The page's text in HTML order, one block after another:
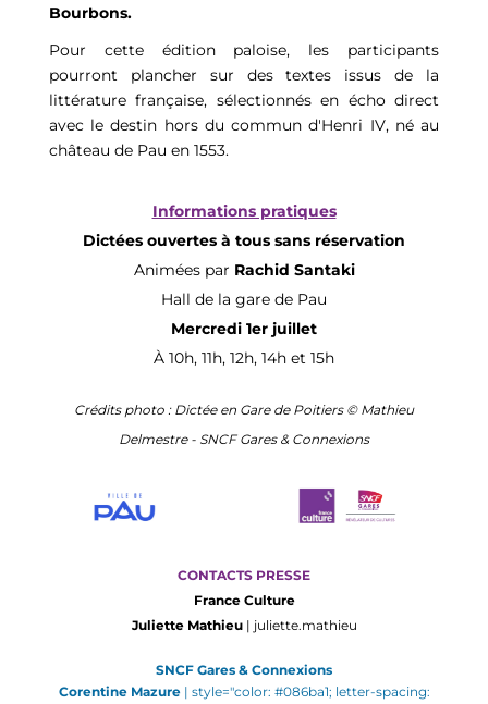
Bourbons.
Pour cette édition paloise, les participants
pourront plancher sur des textes issus de la
littérature française, sélectionnés en écho direct
avec le destin hors du commun d'Henri IV, né au
château de Pau en 1553.
Informations pratiques
Dictées ouvertes à tous sans réservation
Animées par Rachid Santaki
Hall de la gare de Pau
Mercredi 1er juillet
À 10h, 11h, 12h, 14h et 15h
Crédits photo : Dictée en Gare de Poitiers © Mathieu
Delmestre - SNCF Gares & Connexions
CONTACTS PRESSE
France Culture
Juliette Mathieu | juliette.mathieu
SNCF Gares & Connexions
Corentine Mazure | style="color: #086ba1; letter-spacing: